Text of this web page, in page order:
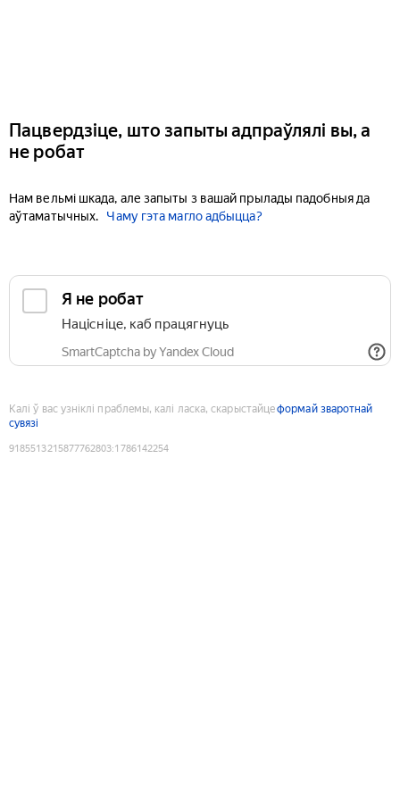
Пацвердзіце, што запыты адпраўлялі вы, а
не робат
Нам вельмі шкада, але запыты з вашай прылады падобныя да
аўтаматычных.
Чаму гэта магло адбыцца?
Я не робат
Націсніце, каб працягнуць
SmartCaptcha by Yandex Cloud
Калі ў вас узніклі праблемы, калі ласка, скарыстайцеформай зваротнай
сувязі
9185513215877762803:1786142254